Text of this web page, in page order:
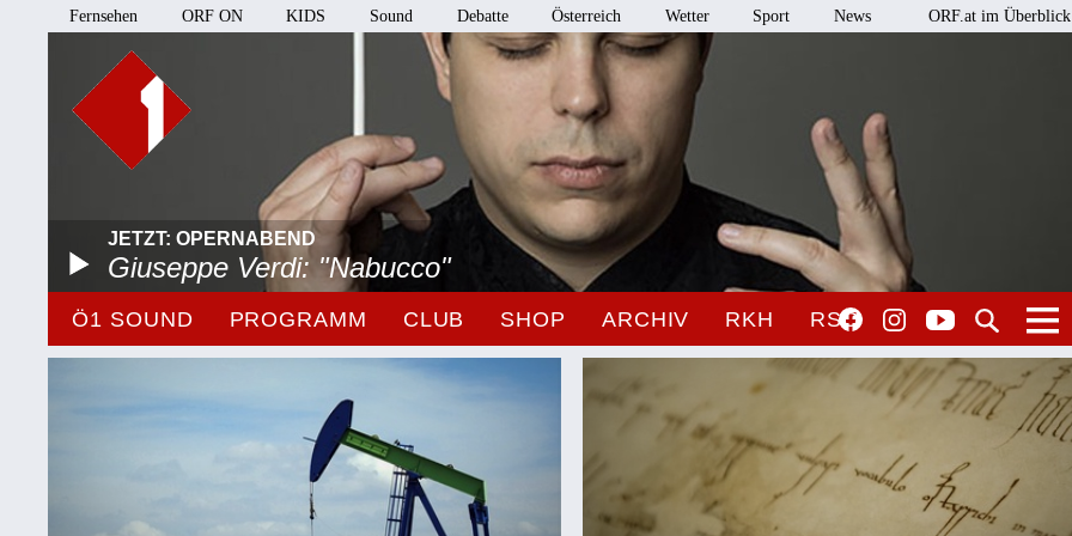
Fernsehen ORF ON KIDS Sound Debatte Österreich Wetter Sport News ORF.at im Überblick
JETZT: OPERNABEND
Giuseppe Verdi: "Nabucco"
Ö1 SOUND PROGRAMM CLUB SHOP ARCHIV RKH RSO